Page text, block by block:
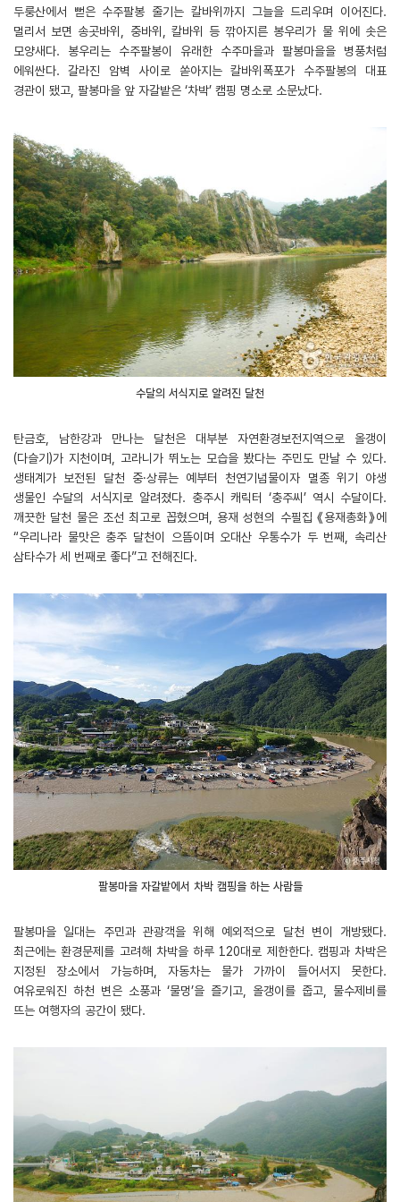
두룽산에서 뻗은 수주팔봉 줄기는 칼바위까지 그늘을 드리우며 이어진다.
멀리서 보면 송곳바위, 중바위, 칼바위 등 깎아지른 봉우리가 물 위에 솟은
모양새다. 봉우리는 수주팔봉이 유래한 수주마을과 팔봉마을을 병풍처럼
에워싼다. 갈라진 암벽 사이로 쏟아지는 칼바위폭포가 수주팔봉의 대표
경관이 됐고, 팔봉마을 앞 자갈밭은 ‘차박’ 캠핑 명소로 소문났다.
수달의 서식지로 알려진 달천
탄금호, 남한강과 만나는 달천은 대부분 자연환경보전지역으로 올갱이
(다슬기)가 지천이며, 고라니가 뛰노는 모습을 봤다는 주민도 만날 수 있다.
생태계가 보전된 달천 중·상류는 예부터 천연기념물이자 멸종 위기 야생
생물인 수달의 서식지로 알려졌다. 충주시 캐릭터 ‘충주씨’ 역시 수달이다.
깨끗한 달천 물은 조선 최고로 꼽혔으며, 용재 성현의 수필집 《용재총화》에
“우리나라 물맛은 충주 달천이 으뜸이며 오대산 우통수가 두 번째, 속리산
삼타수가 세 번째로 좋다”고 전해진다.
팔봉마을 자갈밭에서 차박 캠핑을 하는 사람들
팔봉마을 일대는 주민과 관광객을 위해 예외적으로 달천 변이 개방됐다.
최근에는 환경문제를 고려해 차박을 하루 120대로 제한한다. 캠핑과 차박은
지정된 장소에서 가능하며, 자동차는 물가 가까이 들어서지 못한다.
여유로워진 하천 변은 소풍과 ‘물멍’을 즐기고, 올갱이를 줍고, 물수제비를
뜨는 여행자의 공간이 됐다.